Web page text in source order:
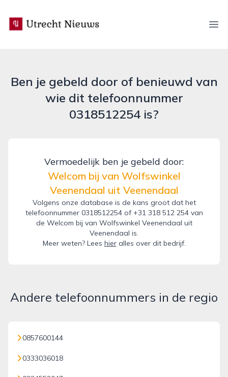
utrecht-nieuws.nl
Ben je gebeld door of benieuwd van
wie dit telefoonnummer
0318512254 is?
Vermoedelijk ben je gebeld door:
Welcom bij van Wolfswinkel
Veenendaal uit Veenendaal
Volgens onze database is de kans groot dat het
telefoonnummer 0318512254 of +31 318 512 254 van
de Welcom bij van Wolfswinkel Veenendaal uit
Veenendaal is.
Meer weten? Lees hieralles over dit bedrijf.
Andere telefoonnummers in de regio
0857600144
0333036018